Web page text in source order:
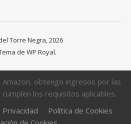
Torre Negra, 2026
de WP Royal.
Amazon, obtengo ingresos por las
los requisitos aplicables.
Privacidad
Política de Cookies